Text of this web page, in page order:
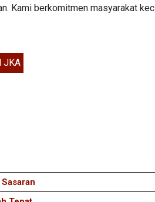
Kami berkomitmen masyarakat
JKA